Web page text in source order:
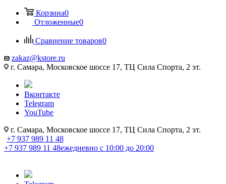
Корзина0
Отложенные0
Сравнение товаров0
zakaz@kstore.ru
г. Самара, Московское шоссе 17, ТЦ Сила Спорта, 2 эт.
Вконтакте
Telegram
YouTube
г. Самара, Московское шоссе 17, ТЦ Сила Спорта, 2 эт.
+7 937 989 11 48
+7 937 989 11 48ежедневно с 10:00 до 20:00